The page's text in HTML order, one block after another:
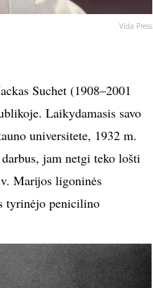
Vida Press
Suchet (1908–2001
Laikydamasis savo
universitete, 1932 m.
jam netgi teko lošti
Marijos ligoninės
tyrinėjo penicilino